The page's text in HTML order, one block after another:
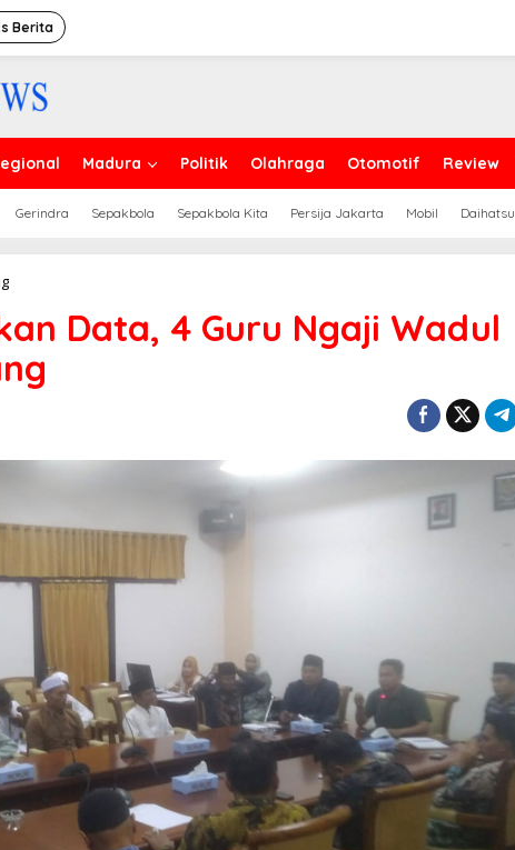
Berita
Madura Politik Olahraga Otomotif Review
Gerindra Sepakbola Sepakbola Kita Persija Jakarta Mobil Daihatsu
Minta
Data,
4
Guru
Ngaji
Data, 4 Guru Ngaji Wadul